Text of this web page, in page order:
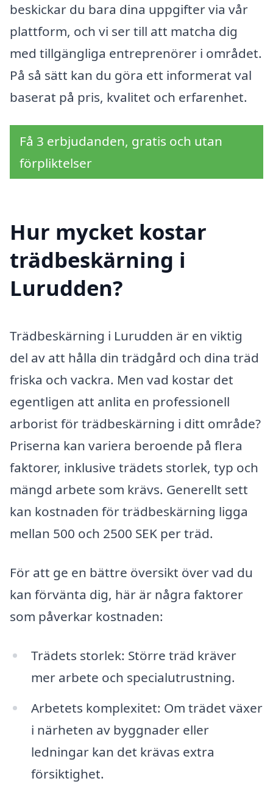
beskickar du bara dina uppgifter via vår
plattform, och vi ser till att matcha dig
med tillgängliga entreprenörer i området.
På så sätt kan du göra ett informerat val
baserat på pris, kvalitet och erfarenhet.
Få 3 erbjudanden, gratis och utan
förpliktelser
Hur mycket kostar
trädbeskärning i
Lurudden?
Trädbeskärning i Lurudden är en viktig
del av att hålla din trädgård och dina träd
friska och vackra. Men vad kostar det
egentligen att anlita en professionell
arborist för trädbeskärning i ditt område?
Priserna kan variera beroende på flera
faktorer, inklusive trädets storlek, typ och
mängd arbete som krävs. Generellt sett
kan kostnaden för trädbeskärning ligga
mellan 500 och 2500 SEK per träd.
För att ge en bättre översikt över vad du
kan förvänta dig, här är några faktorer
som påverkar kostnaden:
Trädets storlek: Större träd kräver
mer arbete och specialutrustning.
Arbetets komplexitet: Om trädet växer
i närheten av byggnader eller
ledningar kan det krävas extra
försiktighet.